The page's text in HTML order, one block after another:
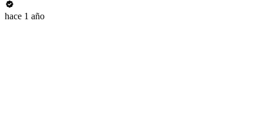
hace 1 año